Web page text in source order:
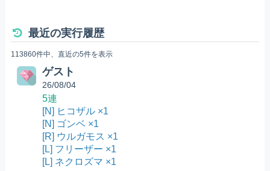
最近の実行履歴
113860件中、直近の5件を表示
ゲスト
26/08/04
5連
[N] ヒコザル ×1
[N] ゴンベ ×1
[R] ウルガモス ×1
[L] フリーザー ×1
[L] ネクロズマ ×1